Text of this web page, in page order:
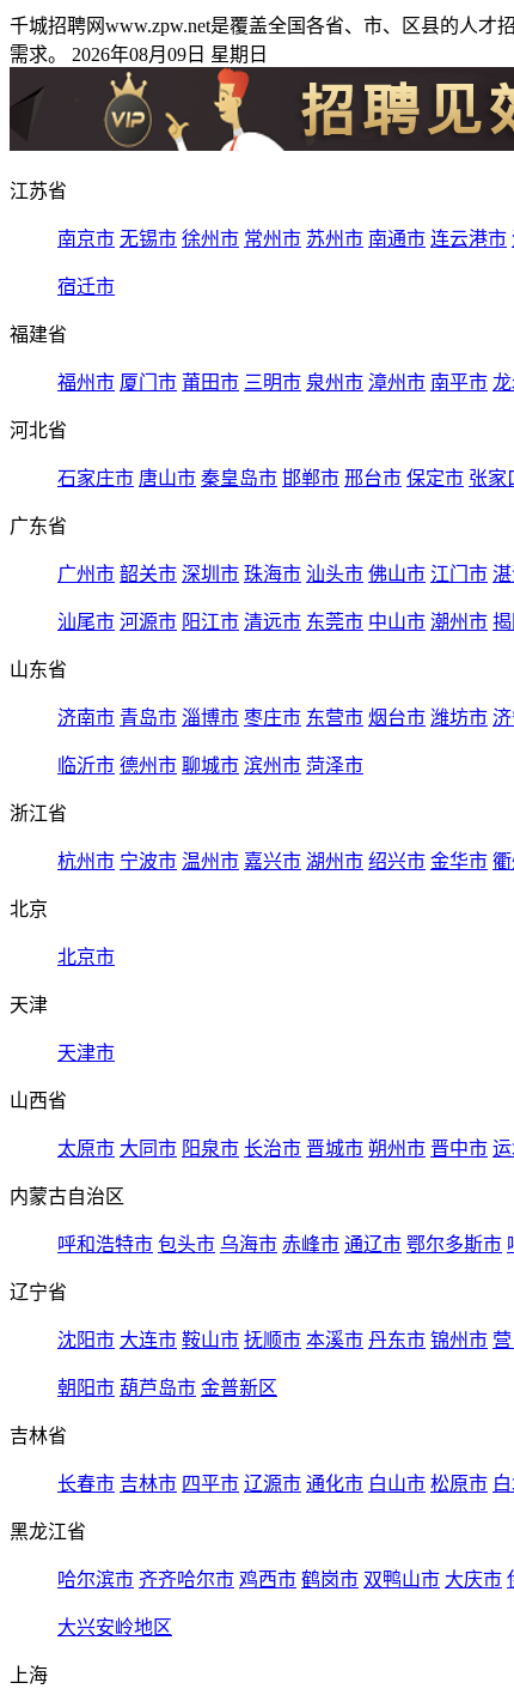
千城招聘网www.zpw.net是覆盖全国各省、市、区县的人
需求。 2026年08月09日 星期日
江苏省
南京市 无锡市 徐州市 常州市 苏州市 南通市 连云港市
宿迁市
福建省
福州市 厦门市 莆田市 三明市 泉州市 漳州市 南平市
河北省
石家庄市 唐山市 秦皇岛市 邯郸市 邢台市 保定市 张家
广东省
广州市 韶关市 深圳市 珠海市 汕头市 佛山市 江门市
汕尾市 河源市 阳江市 清远市 东莞市 中山市 潮州市
山东省
济南市 青岛市 淄博市 枣庄市 东营市 烟台市 潍坊市
临沂市 德州市 聊城市 滨州市 菏泽市
浙江省
杭州市 宁波市 温州市 嘉兴市 湖州市 绍兴市 金华市
北京
北京市
天津
天津市
山西省
太原市 大同市 阳泉市 长治市 晋城市 朔州市 晋中市
内蒙古自治区
呼和浩特市 包头市 乌海市 赤峰市 通辽市 鄂尔多斯市
辽宁省
沈阳市 大连市 鞍山市 抚顺市 本溪市 丹东市 锦州市
朝阳市 葫芦岛市 金普新区
吉林省
长春市 吉林市 四平市 辽源市 通化市 白山市 松原市
黑龙江省
哈尔滨市 齐齐哈尔市 鸡西市 鹤岗市 双鸭山市 大庆市
大兴安岭地区
上海